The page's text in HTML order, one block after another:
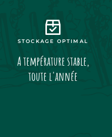
STOCKAGE OPTIMAL
A température stable,
toute l'année